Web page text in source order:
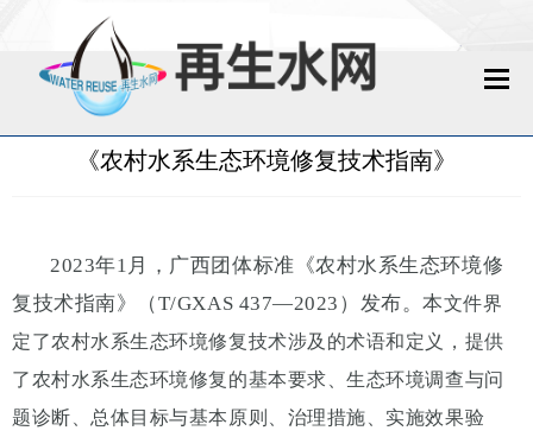
城镇污水回用
工业废水回用
技术资料
《农村水系生态环境修复技术指南》
2023年1月，广西团体标准《农村水系生态环境修
复技术指南》（T/GXAS 437—2023 ）发布。本文件界
定了农村水系生态环境修复技术涉及的术语和定义，提供
了农村水系生态环境修复的基本要求、生态环境调查与问
题诊断、总体目标与基本原则、治理措施、实施效果验